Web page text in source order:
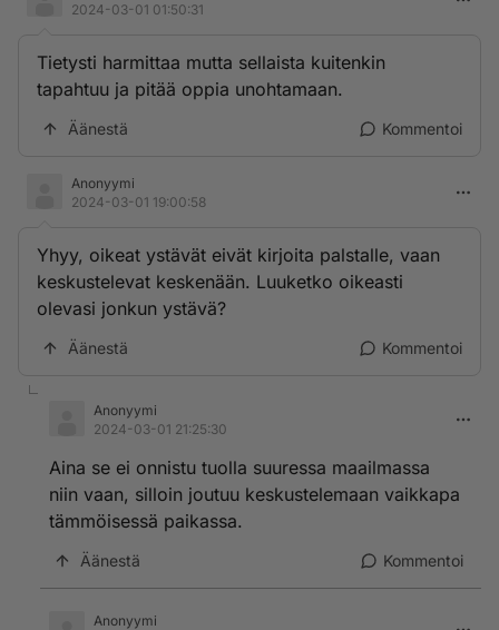
2024-03-01 01:50:31
Tietysti harmittaa mutta sellaista kuitenkin
tapahtuu ja pitää oppia unohtamaan.
Äänestä Kommentoi
Anonyymi
2024-03-01 19:00:58
Yhyy, oikeat ystävät eivät kirjoita palstalle, vaan
keskustelevat keskenään. Luuketko oikeasti
olevasi jonkun ystävä?
Äänestä Kommentoi
Anonyymi
2024-03-01 21:25:30
Aina se ei onnistu tuolla suuressa maailmassa
niin vaan, silloin joutuu keskustelemaan vaikkapa
tämmöisessä paikassa.
Äänestä Kommentoi
Anonyymi